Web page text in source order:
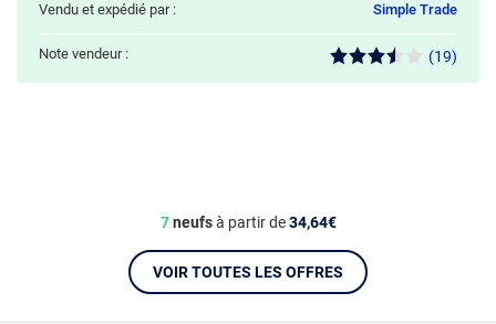
Vendu et expédié par : Simple Trade
Note vendeur : (19)
7neufsà partir de34,64€
VOIR TOUTES LES OFFRES